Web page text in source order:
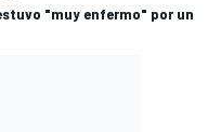
"muy enfermo" por un